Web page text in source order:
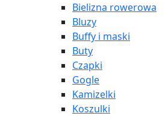
Bielizna rowerowa
Bluzy
Buffy i maski
Buty
Czapki
Gogle
Kamizelki
Koszulki